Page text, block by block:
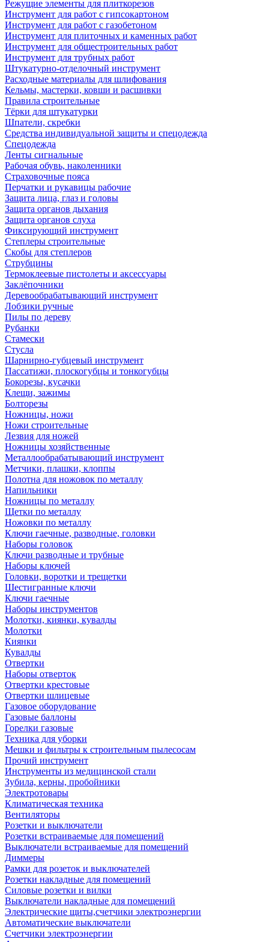
Режущие элементы для плиткорезов
Инструмент для работ с гипсокартоном
Инструмент для работ с газобетоном
Инструмент для плиточных и каменных работ
Инструмент для общестроительных работ
Инструмент для трубных работ
Штукатурно-отделочный инструмент
Расходные материалы для шлифования
Кельмы, мастерки, ковши и расшивки
Правила строительные
Тёрки для штукатурки
Шпатели, скребки
Средства индивидуальной защиты и спецодежда
Спецодежда
Ленты сигнальные
Рабочая обувь, наколенники
Страховочные пояса
Перчатки и рукавицы рабочие
Защита лица, глаз и головы
Защита органов дыхания
Защита органов слуха
Фиксирующий инструмент
Степлеры строительные
Скобы для степлеров
Струбцины
Термоклеевые пистолеты и аксессуары
Заклёпочники
Деревообрабатывающий инструмент
Лобзики ручные
Пилы по дереву
Рубанки
Стамески
Стусла
Шарнирно-губцевый инструмент
Пассатижи, плоскогубцы и тонкогубцы
Бокорезы, кусачки
Клещи, зажимы
Болторезы
Ножницы, ножи
Ножи строительные
Лезвия для ножей
Ножницы хозяйственные
Металлообрабатывающий инструмент
Метчики, плашки, клоппы
Полотна для ножовок по металлу
Напильники
Ножницы по металлу
Щетки по металлу
Ножовки по металлу
Ключи гаечные, разводные, головки
Наборы головок
Ключи разводные и трубные
Наборы ключей
Головки, воротки и трещетки
Шестигранные ключи
Ключи гаечные
Наборы инструментов
Молотки, киянки, кувалды
Молотки
Киянки
Кувалды
Отвертки
Наборы отверток
Отвертки крестовые
Отвертки шлицевые
Газовое оборудование
Газовые баллоны
Горелки газовые
Техника для уборки
Мешки и фильтры к строительным пылесосам
Прочий инструмент
Инструменты из медицинской стали
Зубила, керны, пробойники
Электротовары
Климатическая техника
Вентиляторы
Розетки и выключатели
Розетки встраиваемые для помещений
Выключатели встраиваемые для помещений
Диммеры
Рамки для розеток и выключателей
Розетки накладные для помещений
Силовые розетки и вилки
Выключатели накладные для помещений
Электрические щиты,счетчики электроэнергии
Автоматические выключатели
Счетчики электроэнергии